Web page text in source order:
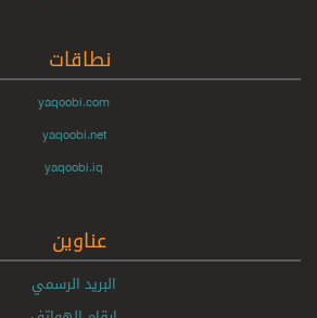
نطاقات
yaqoobi.com
yaqoobi.net
yaqoobi.iq
عناوين
البريد الرسمي